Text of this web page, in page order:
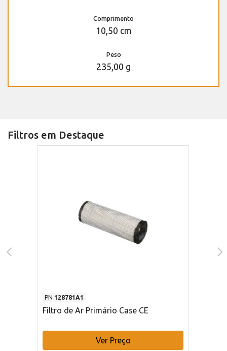
Comprimento
10,50 cm
Peso
235,00 g
Filtros em Destaque
PN 128781A1
Filtro de Ar Primário Case CE
Ver Preço